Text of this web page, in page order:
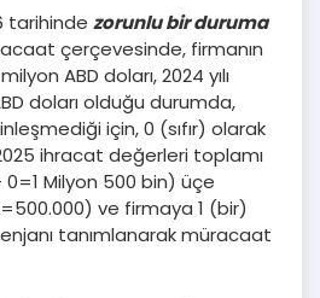
tarihinde zorunlu bir duruma
çerçevesinde, firmanın
ABD doları, 2024 yılı
doları olduğu durumda,
için, 0 (sıfır) olarak
ihracat değerleri toplamı
Milyon 500 bin) üçe
ve firmaya 1 (bir)
tanımlanarak müracaat